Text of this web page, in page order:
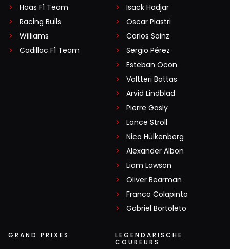
Haas F1 Team
Racing Bulls
Williams
Cadillac F1 Team
Isack Hadjar
Oscar Piastri
Carlos Sainz
Sergio Pérez
Esteban Ocon
Valtteri Bottas
Arvid Lindblad
Pierre Gasly
Lance Stroll
Nico Hülkenberg
Alexander Albon
Liam Lawson
Oliver Bearman
Franco Colapinto
Gabriel Bortoleto
GRAND PRIXES
LEGENDARISCHE
COUREURS